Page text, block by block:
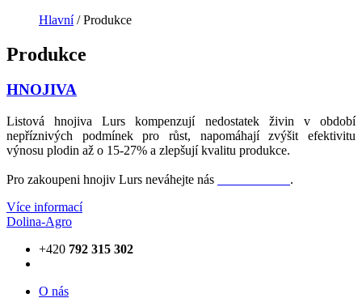
Hlavní/ Produkce
Produkce
HNOJIVA
Listová hnojiva Lurs kompenzují nedostatek živin v období
nepříznivých podmínek pro růst, napomáhají zvýšit efektivitu
výnosu plodin až o 15-27% a zlepšují kvalitu produkce.
Pro zakoupeni hnojiv Lurs neváhejte nás
.
Více informací
Dolina-Agro
+420 792 315 302
О nás